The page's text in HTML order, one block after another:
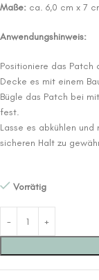
Maße: ca. 6,0 cm x 7
Anwendungshinweis:
Positioniere das
Decke es mit einem
Bügle das Patch bei
fest.
Lasse es abkühlen
sicheren Halt zu
Vorrätig